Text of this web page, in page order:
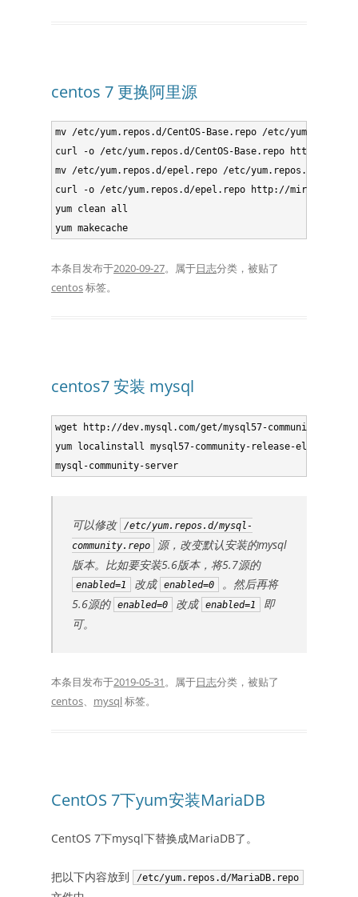
centos 7 更换阿里源
mv /etc/yum.repos.d/CentOS-Base.repo /etc/yum.repos.d/
curl -o /etc/yum.repos.d/CentOS-Base.repo http://
mv /etc/yum.repos.d/epel.repo /etc/yum.repos.d/
curl -o /etc/yum.repos.d/epel.repo http://
yum clean all
本条目发布于2020-09-27。属于日志分类，被贴了
centos标签。
centos7 安装 mysql
wget http://dev.mysql.com/get/mysql57-community-
yum localinstall mysql57-community-release-el7-
可以修改
/etc/yum.repos.d/mysql-
community.repo
源，改变默认安装的mysql
版本。比如要安装5.6版本，将5.7源的
enabled=1 改成 enabled=0
。然后再将
5.6源的 enabled=0 改成 enabled=1
即
可。
本条目发布于2019-05-31。属于日志分类，被贴了
centos、 mysql标签。
CentOS 7下yum安装MariaDB
CentOS 7下mysql下替换成MariaDB了。
把以下内容放到 /etc/yum.repos.d/MariaDB.repo